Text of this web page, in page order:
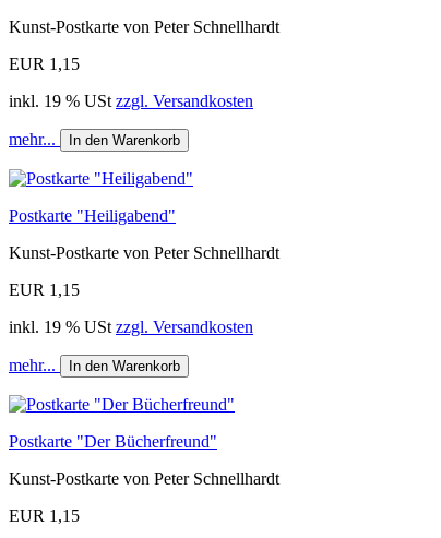
Kunst-Postkarte von Peter Schnellhardt
EUR 1,15
inkl. 19 % USt zzgl. Versandkosten
mehr... In den Warenkorb
Postkarte "Heiligabend"
Kunst-Postkarte von Peter Schnellhardt
EUR 1,15
inkl. 19 % USt zzgl. Versandkosten
mehr... In den Warenkorb
Postkarte "Der Bücherfreund"
Kunst-Postkarte von Peter Schnellhardt
EUR 1,15